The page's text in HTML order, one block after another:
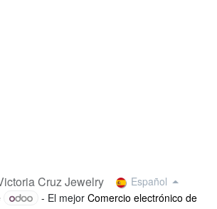
Cruz Jewelry
Español
- El mejor Comercio electrónico de